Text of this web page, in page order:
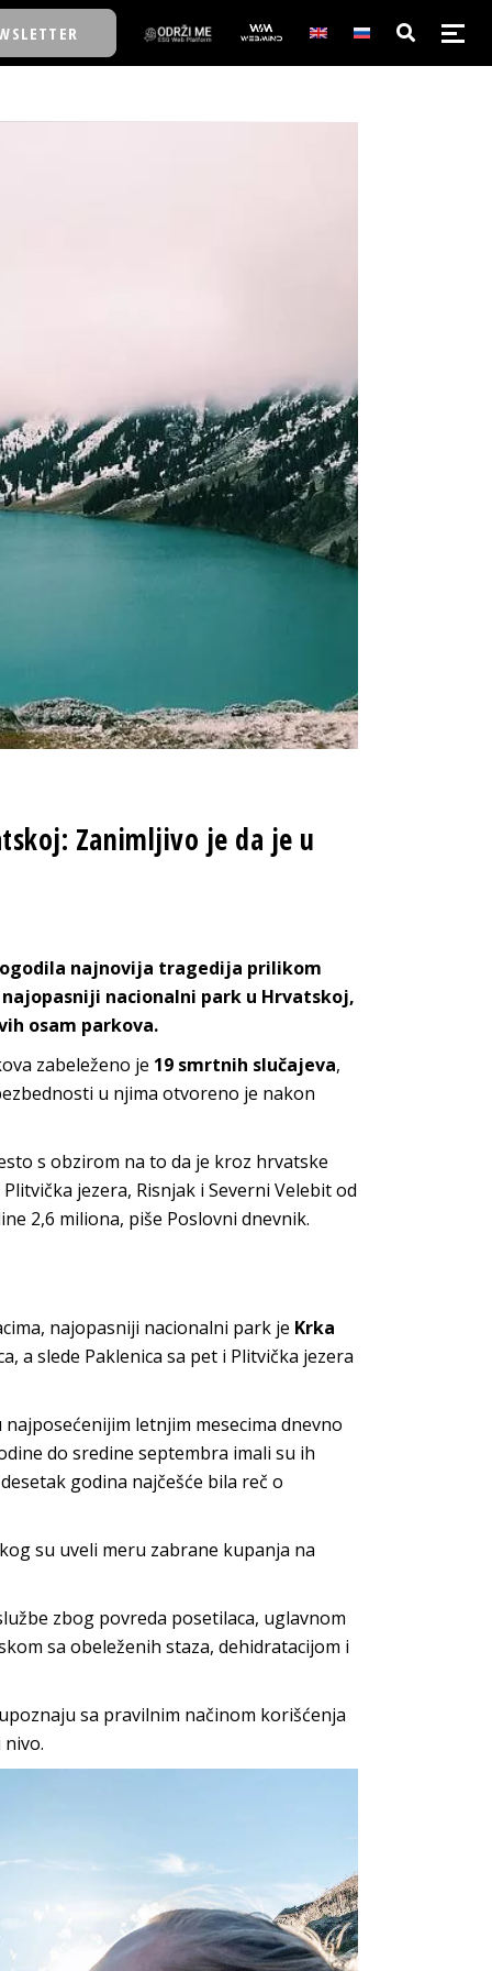
Zanimljivo je da je u
najnovija tragedija prilikom
nacionalni park u Hrvatskoj,
osam parkova.
zabeleženo je 19 smrtnih slučajeva,
u njima otvoreno je nakon
s obzirom na to da je kroz hrvatske
jezera, Risnjak i Severni Velebit od
2,6 miliona, piše Poslovni dnevnik.
najopasniji nacionalni park je Krka
a slede Paklenica sa pet i Plitvička jezera
letnjim mesecima dnevno
do sredine septembra imali su ih
godina najčešće bila reč o
su uveli meru zabrane kupanja na
zbog povreda posetilaca, uglavnom
sa obeleženih staza, dehidratacijom i
sa pravilnim načinom korišćenja